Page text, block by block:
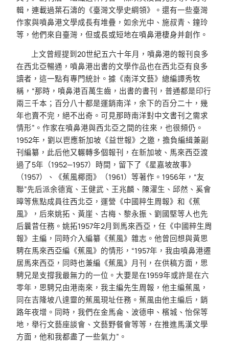
輯，連載過葉石濤的《臺灣文學史綱領》。還有一些臺灣
作家與噴鼻港文學成長有堆疊，如余光中、施叔青、鐘玲
等，他們來自臺灣，但或長或短地在噴鼻港棲身并創作。
上文曾經提到20世紀五六十年月，噴鼻港的報刊良多
在西北亞暢通，噴鼻港出書的文學作品也在西北亞有良多
讀者，這一點有專門統計。據《南洋文藝》總編譚秀牧
稱，“那時，噴鼻港百萬生齒，出書的書刊，普通都是印行
兩三千本；百分八十都是運銷南洋，余下的百分二十，幾
年也賣不完，絕不出奇。可見那時南洋對中文書刊之需求
情形”。作家在噴鼻港與西北亞之間的往來，也很頻仍。
1952年，劉以鬯應新加坡《益世報》之邀，擔負編緝兼副
刊編纂，此后他又輾轉多個報刊，在新加坡、馬來西亞渡
過了5年（1952—1957）時間，留下了《星嘉坡故事》
（1957）、《蕉風椰雨》（1961）等著作。1956年，“友
聯”先后派余德寬、王健武、王兆麟、陳濯生、邱然、奚會
暲等焦點成員往西北亞，運營《中國粹生周報》和《蕉
風》，后來姚拓、黃崖、古梅、黎永振、劉國堅等人也先
后曩昔任務。姚拓1957年2月到馬來西亞，任《中國粹生周
報》主編，同時介入編纂《蕉風》雜志。他曾回想與黃思
騁在馬來西亞編《蕉風》的情形，“1957年，我由噴鼻港遷
居馬來西亞，同時也兼編《蕉風》月刊，在供稿方面，思
騁兄是支撐我最無力的一位。大要是在1959年或許是在六
零年，思騁兄由港南來，我主編先生周報，他主編蕉風，
同在吉隆坡八達靈的蕉風現址任務。蕉風由他主編后，銷
路年夜增。同時，我們在金馬侖、波德申、檳城、怡保等
地，舉行文藝座談會、文藝野餐會等等，在推進馬漢文學
方面，他和我都盡了一些氣力”。